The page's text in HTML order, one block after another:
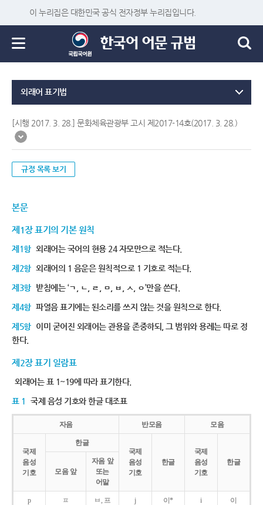
이 누리집은 대한민국 공식 전자정부 누리집입니다.
외래어 표기법
[시행 2017. 3. 28.] 문화체육관광부 고시 제2017-14호(2017. 3. 28.)
규정 목록 보기
본문
제1장 표기의 기본 원칙
제1항 외래어는 국어의 현용 24 자모만으로 적는다.
제2항 외래어의 1 음운은 원칙적으로 1 기호로 적는다.
제3항 받침에는 ‘ㄱ, ㄴ, ㄹ, ㅁ, ㅂ, ㅅ, ㅇ’만을 쓴다.
제4항 파열음 표기에는 된소리를 쓰지 않는 것을 원칙으로 한다.
제5항 이미 굳어진 외래어는 관용을 존중하되, 그 범위와 용례는 따로 정
한다.
제2장 표기 일람표
외래어는 표 1~19에 따라 표기한다.
표 1 국제 음성 기호와 한글 대조표
자음 반모음 모음
국제
음성
기호
한글
국제
음성
기호
한글
국제
음성
기호
한글
모음 앞
자음 앞
또는
어말
p ㅍ ㅂ, 프 j 이* i 이